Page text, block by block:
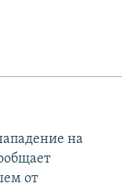
на
от